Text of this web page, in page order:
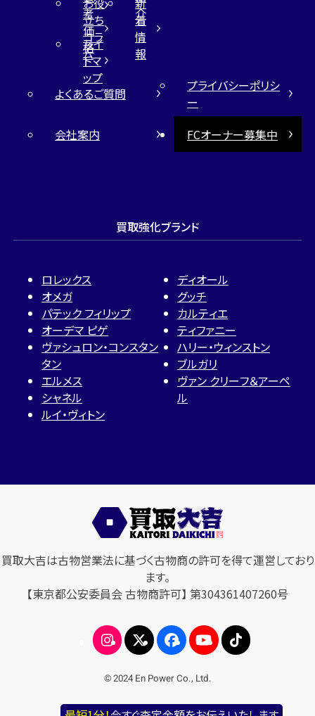
考
価
格
介
立ち
コラ
ム
着
情
報
サイ
トマ
ップ
よくあるご質問
プライバシーポリシ
ー
会社案内
FCオーナー募集中
買取強化ブランド
ロレックス
オメガ
パテック フィリップ
オーデマ ピゲ
ヴァシュロン・コンスタン
タン
エルメス
シャネル
ルイ・ヴィトン
ディオール
グッチ
カルティエ
ティファニー
ハリー・ウィンストン
ブルガリ
ヴァン クリーフ＆アーペ
ル
買取大吉は古物営業法に基づく古物商の許可を得て運営しており
ます。
【東京都公安委員会 古物商許可】 第304361407260号
© 2024 En Power Co., Ltd.